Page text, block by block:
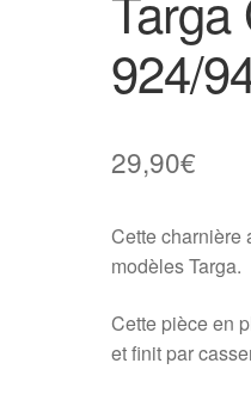
924/
29,90€
Cette charnière
modèles Targa.
Cette pièce en
et finit par